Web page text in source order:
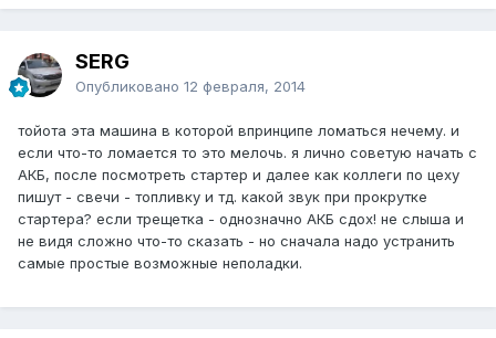
SERG
Опубликовано 12 февраля, 2014
тойота эта машина в которой впринципе ломаться нечему. и
если что-то ломается то это мелочь. я лично советую начать с
АКБ, после посмотреть стартер и далее как коллеги по цеху
пишут - свечи - топливку и тд. какой звук при прокрутке
стартера? если трещетка - однозначно АКБ сдох! не слыша и
не видя сложно что-то сказать - но сначала надо устранить
самые простые возможные неполадки.